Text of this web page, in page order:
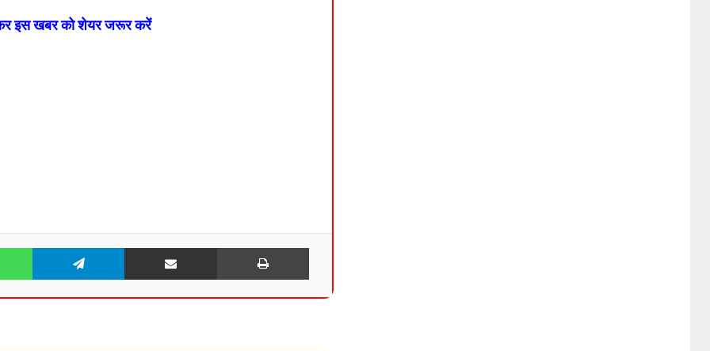
कर इस खबर को शेयर जरूर करें
WhatsApp Telegram Share via Email Print